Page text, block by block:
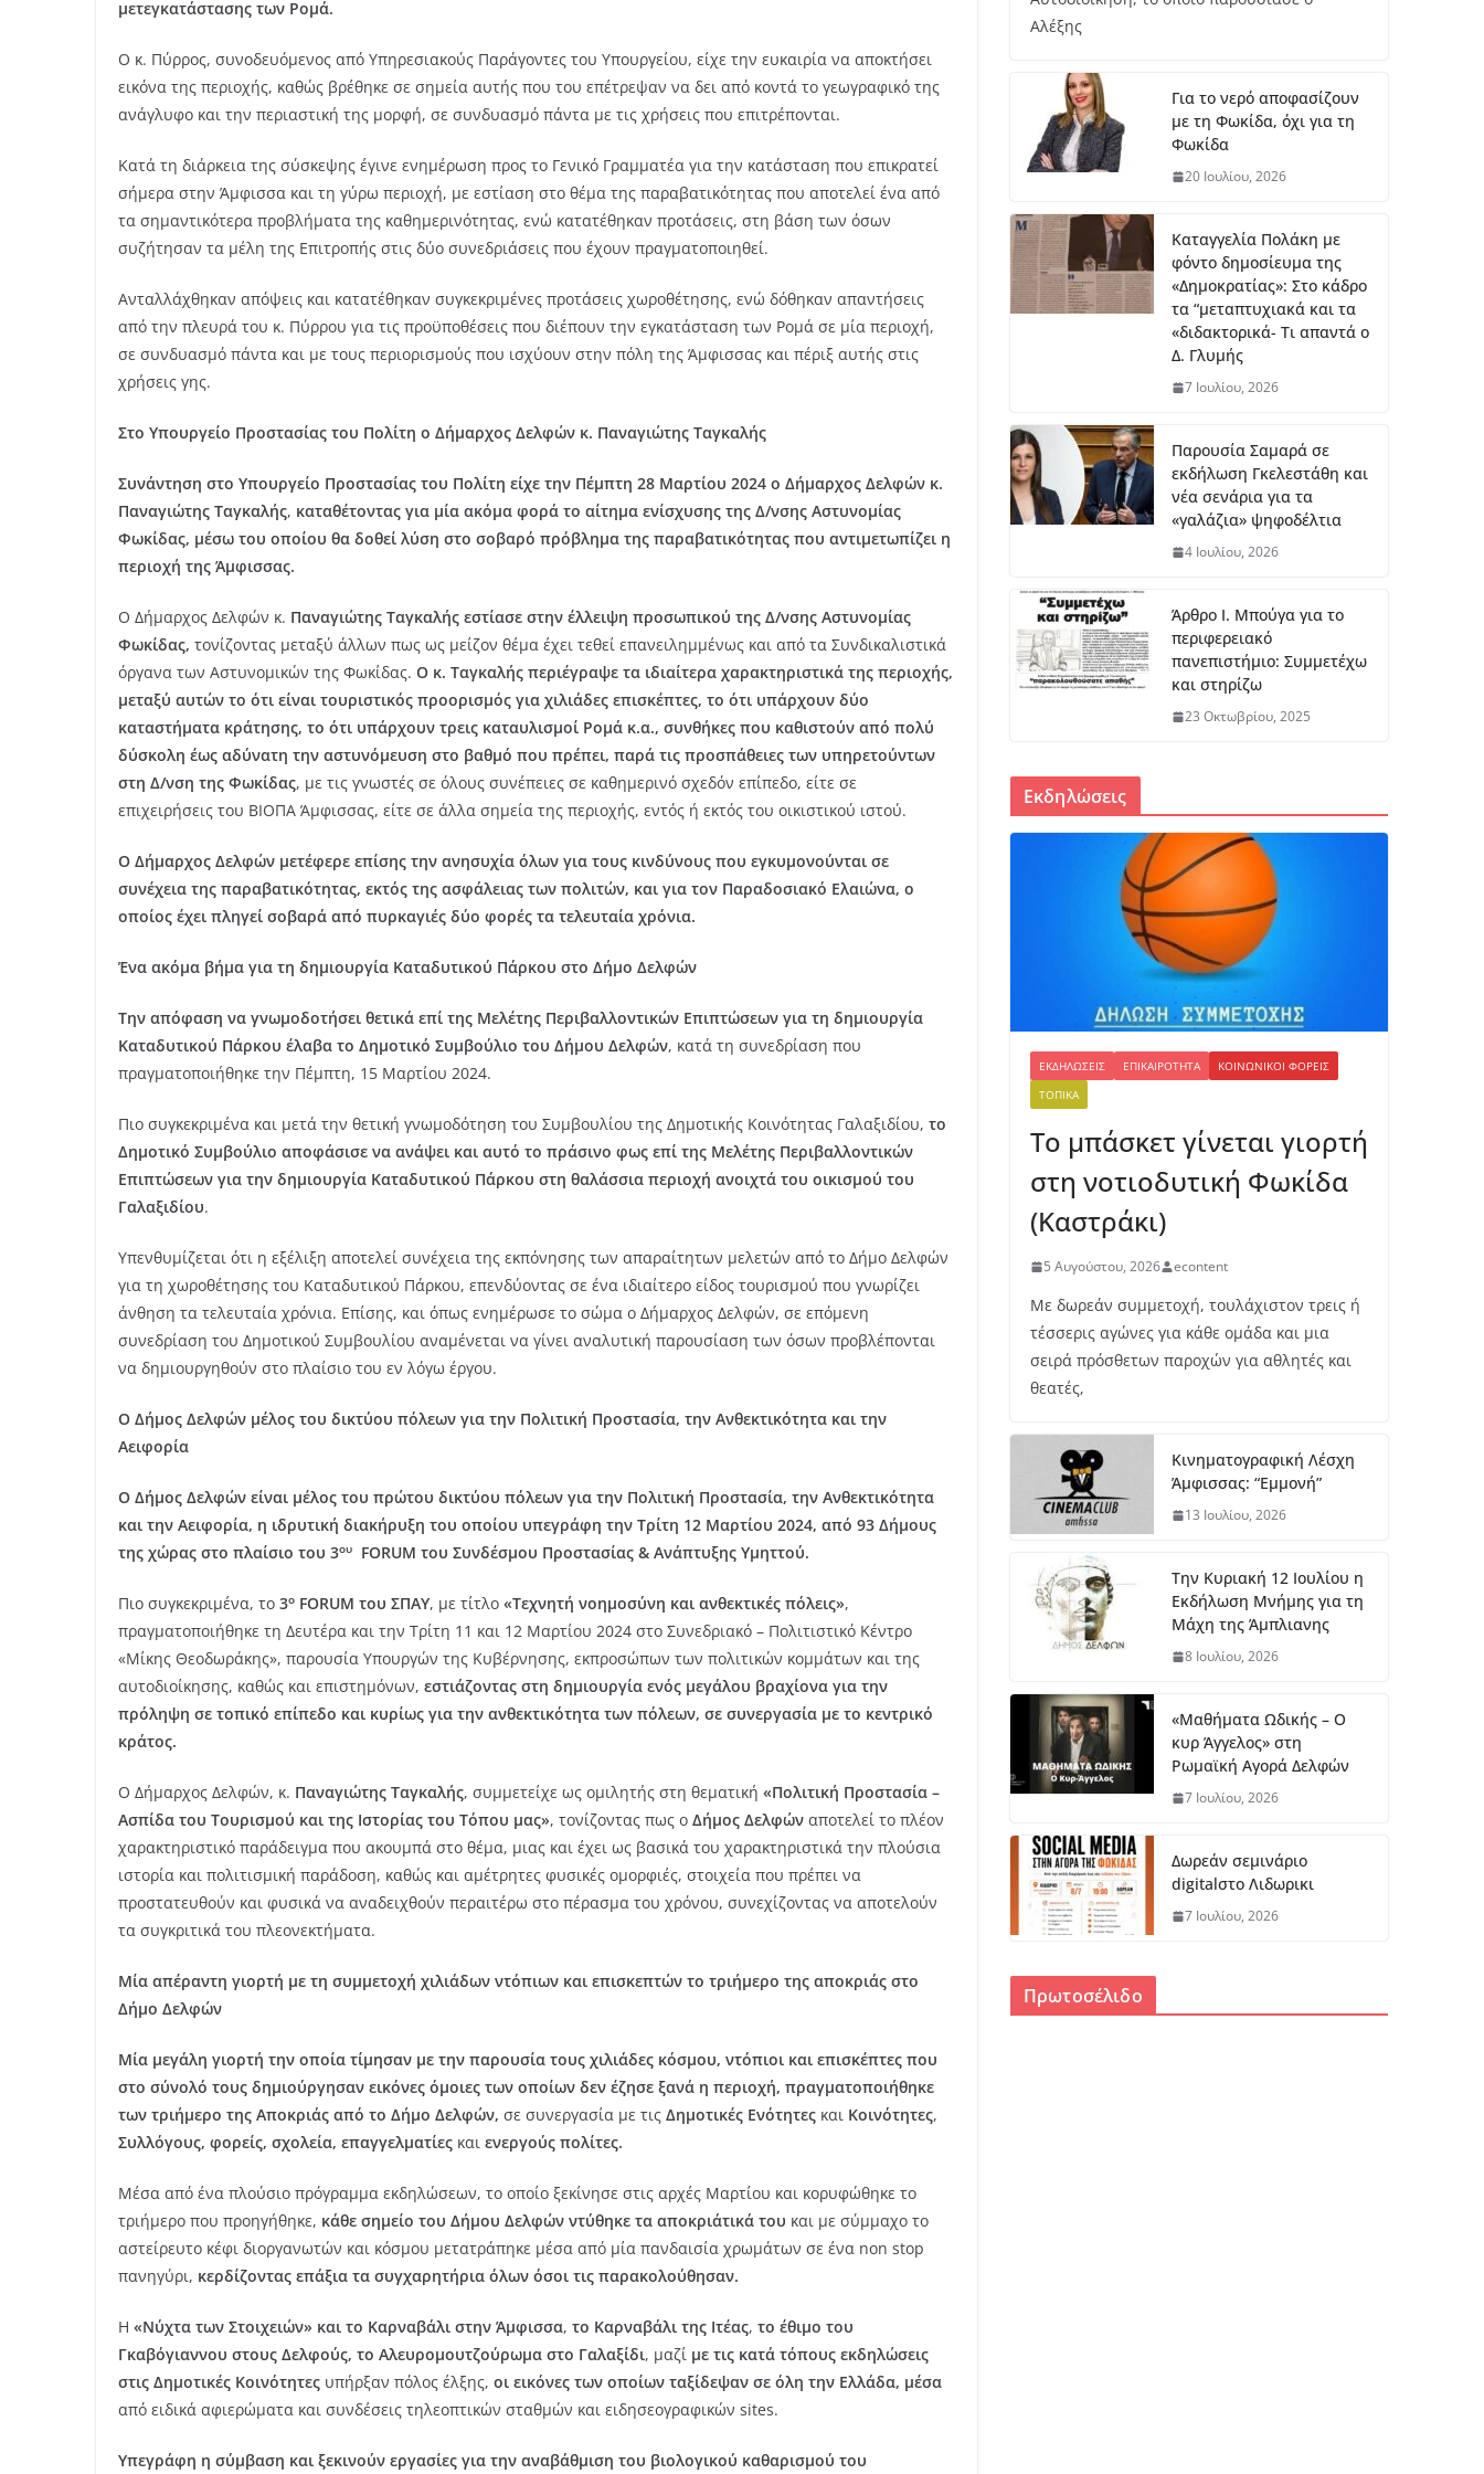
μετεγκατάστασης των Ρομά.
Ο κ. Πύρρος, συνοδευόμενος από Υπηρεσιακούς Παράγοντες του Υπουργείου, είχε την ευκαιρία να αποκτήσει
εικόνα της περιοχής, καθώς βρέθηκε σε σημεία αυτής που του επέτρεψαν να δει από κοντά το γεωγραφικό της
ανάγλυφο και την περιαστική της μορφή, σε συνδυασμό πάντα με τις χρήσεις που επιτρέπονται.
Κατά τη διάρκεια της σύσκεψης έγινε ενημέρωση προς το Γενικό Γραμματέα για την κατάσταση που επικρατεί
σήμερα στην Άμφισσα και τη γύρω περιοχή, με εστίαση στο θέμα της παραβατικότητας που αποτελεί ένα από
τα σημαντικότερα προβλήματα της καθημερινότητας, ενώ κατατέθηκαν προτάσεις, στη βάση των όσων
συζήτησαν τα μέλη της Επιτροπής στις δύο συνεδριάσεις που έχουν πραγματοποιηθεί.
Ανταλλάχθηκαν απόψεις και κατατέθηκαν συγκεκριμένες προτάσεις χωροθέτησης, ενώ δόθηκαν απαντήσεις
από την πλευρά του κ. Πύρρου για τις προϋποθέσεις που διέπουν την εγκατάσταση των Ρομά σε μία περιοχή,
σε συνδυασμό πάντα και με τους περιορισμούς που ισχύουν στην πόλη της Άμφισσας και πέριξ αυτής στις
χρήσεις γης.
Στο Υπουργείο Προστασίας του Πολίτη ο Δήμαρχος Δελφών κ. Παναγιώτης Ταγκαλής
Συνάντηση στο Υπουργείο Προστασίας του Πολίτη είχε την Πέμπτη 28 Μαρτίου 2024 ο Δήμαρχος Δελφών κ.
Παναγιώτης Ταγκαλής, καταθέτοντας για μία ακόμα φορά το αίτημα ενίσχυσης της Δ/νσης Αστυνομίας
Φωκίδας, μέσω του οποίου θα δοθεί λύση στο σοβαρό πρόβλημα της παραβατικότητας που αντιμετωπίζει η
περιοχή της Άμφισσας.
Ο Δήμαρχος Δελφών κ. Παναγιώτης Ταγκαλής εστίασε στην έλλειψη προσωπικού της Δ/νσης Αστυνομίας
Φωκίδας, τονίζοντας μεταξύ άλλων πως ως μείζον θέμα έχει τεθεί επανειλημμένως και από τα Συνδικαλιστικά
όργανα των Αστυνομικών της Φωκίδας. Ο κ. Ταγκαλής περιέγραψε τα ιδιαίτερα χαρακτηριστικά της περιοχής,
μεταξύ αυτών το ότι είναι τουριστικός προορισμός για χιλιάδες επισκέπτες, το ότι υπάρχουν δύο
καταστήματα κράτησης, το ότι υπάρχουν τρεις καταυλισμοί Ρομά κ.α., συνθήκες που καθιστούν από πολύ
δύσκολη έως αδύνατη την αστυνόμευση στο βαθμό που πρέπει, παρά τις προσπάθειες των υπηρετούντων
στη Δ/νση της Φωκίδας, με τις γνωστές σε όλους συνέπειες σε καθημερινό σχεδόν επίπεδο, είτε σε
επιχειρήσεις του ΒΙΟΠΑ Άμφισσας, είτε σε άλλα σημεία της περιοχής, εντός ή εκτός του οικιστικού ιστού.
Ο Δήμαρχος Δελφών μετέφερε επίσης την ανησυχία όλων για τους κινδύνους που εγκυμονούνται σε
συνέχεια της παραβατικότητας, εκτός της ασφάλειας των πολιτών, και για τον Παραδοσιακό Ελαιώνα, ο
οποίος έχει πληγεί σοβαρά από πυρκαγιές δύο φορές τα τελευταία χρόνια.
Ένα ακόμα βήμα για τη δημιουργία Καταδυτικού Πάρκου στο Δήμο Δελφών
Την απόφαση να γνωμοδοτήσει θετικά επί της Μελέτης Περιβαλλοντικών Επιπτώσεων για τη δημιουργία
Καταδυτικού Πάρκου έλαβα το Δημοτικό Συμβούλιο του Δήμου Δελφών, κατά τη συνεδρίαση που
πραγματοποιήθηκε την Πέμπτη, 15 Μαρτίου 2024.
Πιο συγκεκριμένα και μετά την θετική γνωμοδότηση του Συμβουλίου της Δημοτικής Κοινότητας Γαλαξιδίου, το
Δημοτικό Συμβούλιο αποφάσισε να ανάψει και αυτό το πράσινο φως επί της Μελέτης Περιβαλλοντικών
Επιπτώσεων για την δημιουργία Καταδυτικού Πάρκου στη θαλάσσια περιοχή ανοιχτά του οικισμού του
Γαλαξιδίου.
Υπενθυμίζεται ότι η εξέλιξη αποτελεί συνέχεια της εκπόνησης των απαραίτητων μελετών από το Δήμο Δελφών
για τη χωροθέτησης του Καταδυτικού Πάρκου, επενδύοντας σε ένα ιδιαίτερο είδος τουρισμού που γνωρίζει
άνθηση τα τελευταία χρόνια. Επίσης, και όπως ενημέρωσε το σώμα ο Δήμαρχος Δελφών, σε επόμενη
συνεδρίαση του Δημοτικού Συμβουλίου αναμένεται να γίνει αναλυτική παρουσίαση των όσων προβλέπονται
να δημιουργηθούν στο πλαίσιο του εν λόγω έργου.
Ο Δήμος Δελφών μέλος του δικτύου πόλεων για την Πολιτική Προστασία, την Ανθεκτικότητα και την
Αειφορία
Ο Δήμος Δελφών είναι μέλος του πρώτου δικτύου πόλεων για την Πολιτική Προστασία, την Ανθεκτικότητα
και την Αειφορία, η ιδρυτική διακήρυξη του οποίου υπεγράφη την Τρίτη 12 Μαρτίου 2024, από 93 Δήμους
της χώρας στο πλαίσιο του 3ου FORUM του Συνδέσμου Προστασίας & Ανάπτυξης Υμηττού.
Πιο συγκεκριμένα, το 3ο FORUM του ΣΠΑΥ, με τίτλο «Τεχνητή νοημοσύνη και ανθεκτικές πόλεις»,
πραγματοποιήθηκε τη Δευτέρα και την Τρίτη 11 και 12 Μαρτίου 2024 στο Συνεδριακό – Πολιτιστικό Κέντρο
«Μίκης Θεοδωράκης», παρουσία Υπουργών της Κυβέρνησης, εκπροσώπων των πολιτικών κομμάτων και της
αυτοδιοίκησης, καθώς και επιστημόνων, εστιάζοντας στη δημιουργία ενός μεγάλου βραχίονα για την
πρόληψη σε τοπικό επίπεδο και κυρίως για την ανθεκτικότητα των πόλεων, σε συνεργασία με το κεντρικό
κράτος.
Ο Δήμαρχος Δελφών, κ. Παναγιώτης Ταγκαλής, συμμετείχε ως ομιλητής στη θεματική «Πολιτική Προστασία –
Ασπίδα του Τουρισμού και της Ιστορίας του Τόπου µας», τονίζοντας πως ο Δήμος Δελφών αποτελεί το πλέον
χαρακτηριστικό παράδειγμα που ακουμπά στο θέμα, μιας και έχει ως βασικά του χαρακτηριστικά την πλούσια
ιστορία και πολιτισμική παράδοση, καθώς και αμέτρητες φυσικές ομορφιές, στοιχεία που πρέπει να
προστατευθούν και φυσικά να αναδειχθούν περαιτέρω στο πέρασμα του χρόνου, συνεχίζοντας να αποτελούν
τα συγκριτικά του πλεονεκτήματα.
Μία απέραντη γιορτή με τη συμμετοχή χιλιάδων ντόπιων και επισκεπτών το τριήμερο της αποκριάς στο
Δήμο Δελφών
Μία μεγάλη γιορτή την οποία τίμησαν με την παρουσία τους χιλιάδες κόσμου, ντόπιοι και επισκέπτες που
στο σύνολό τους δημιούργησαν εικόνες όμοιες των οποίων δεν έζησε ξανά η περιοχή, πραγματοποιήθηκε
των τριήμερο της Αποκριάς από το Δήμο Δελφών, σε συνεργασία με τις Δημοτικές Ενότητες και Κοινότητες,
Συλλόγους, φορείς, σχολεία, επαγγελματίες και ενεργούς πολίτες.
Μέσα από ένα πλούσιο πρόγραμμα εκδηλώσεων, το οποίο ξεκίνησε στις αρχές Μαρτίου και κορυφώθηκε το
τριήμερο που προηγήθηκε, κάθε σημείο του Δήμου Δελφών ντύθηκε τα αποκριάτικά του και με σύμμαχο το
αστείρευτο κέφι διοργανωτών και κόσμου μετατράπηκε μέσα από μία πανδαισία χρωμάτων σε ένα non stop
πανηγύρι, κερδίζοντας επάξια τα συγχαρητήρια όλων όσοι τις παρακολούθησαν.
Η «Νύχτα των Στοιχειών» και το Καρναβάλι στην Άμφισσα, το Καρναβάλι της Ιτέας, το έθιμο του
Γκαβόγιαννου στους Δελφούς, το Αλευρομουτζούρωμα στο Γαλαξίδι, μαζί με τις κατά τόπους εκδηλώσεις
στις Δημοτικές Κοινότητες υπήρξαν πόλος έλξης, οι εικόνες των οποίων ταξίδεψαν σε όλη την Ελλάδα, μέσα
από ειδικά αφιερώματα και συνδέσεις τηλεοπτικών σταθμών και ειδησεογραφικών sites.
Υπεγράφη η σύμβαση και ξεκινούν εργασίες για την αναβάθμιση του βιολογικού καθαρισμού του
Αλέξης
Για το νερό αποφασίζουν
με τη Φωκίδα, όχι για τη
Φωκίδα
20 Ιουλίου, 2026
Καταγγελία Πολάκη με
φόντο δημοσίευμα της
«Δημοκρατίας»: Στο κάδρο
τα “μεταπτυχιακά και τα
«διδακτορικά- Τι απαντά ο
Δ. Γλυμής
7 Ιουλίου, 2026
Παρουσία Σαμαρά σε
εκδήλωση Γκελεστάθη και
νέα σενάρια για τα
«γαλάζια» ψηφοδέλτια
4 Ιουλίου, 2026
Άρθρο Ι. Μπούγα για το
περιφερειακό
πανεπιστήμιο: Συμμετέχω
και στηρίζω
23 Οκτωβρίου, 2025
Εκδηλώσεις
ΕΚΔΗΛΏΣΕΙΣ ΕΠΙΚΑΙΡΌΤΗΤΑ
ΚΟΙΝΩΝΙΚΟΊ ΦΟΡΕΊΣ
ΤΟΠΙΚΆ
Το μπάσκετ γίνεται γιορτή
στη νοτιοδυτική Φωκίδα
(Καστράκι)
5 Αυγούστου, 2026 econtent
Με δωρεάν συμμετοχή, τουλάχιστον τρεις ή
τέσσερις αγώνες για κάθε ομάδα και μια
σειρά πρόσθετων παροχών για αθλητές και
θεατές,
Κινηματογραφική Λέσχη
Άμφισσας: “Εμμονή”
13 Ιουλίου, 2026
Την Κυριακή 12 Ιουλίου η
Εκδήλωση Μνήμης για τη
Μάχη της Άμπλιανης
8 Ιουλίου, 2026
«Μαθήματα Ωδικής – Ο
κυρ Άγγελος» στη
Ρωμαϊκή Αγορά Δελφών
7 Ιουλίου, 2026
Δωρεάν σεμινάριο
digitalστο Λιδωρικι
7 Ιουλίου, 2026
Πρωτοσέλιδο